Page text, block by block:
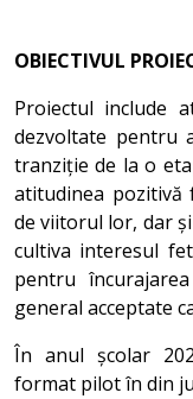
OBIECTIVUL
Proiectul include
dezvoltate pentru
tranziție de la o
atitudinea pozitivă
de viitorul lor, dar
cultiva interesul
pentru
general acceptate
În anul școlar
format pilot în din